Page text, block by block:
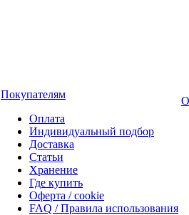
Покупателям
Оплата
Индивидуальный подбор
Доставка
Статьи
Хранение
Где купить
Оферта / cookie
FAQ / Правила использования